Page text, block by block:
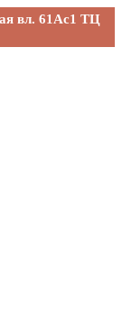
вл. 61Ас1 ТЦ